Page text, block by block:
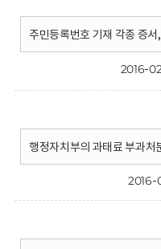
주민등록번호 기재 각종 증
2016-
행정자치부의 과태료 부과처
2016-